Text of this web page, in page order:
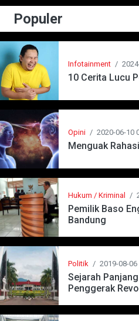
Populer
Infotainment /
10 Cerita Lucu
Opini / 2020-06-10
Menguak
Hukum / Kriminal /
Pemilik Baso
Bandung
Politik / 2019-08-06
Sejarah
Penggerak